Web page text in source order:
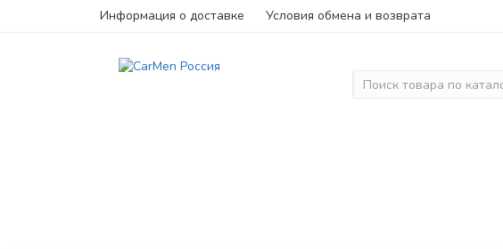
Информация о доставке Условия обмена и возврата